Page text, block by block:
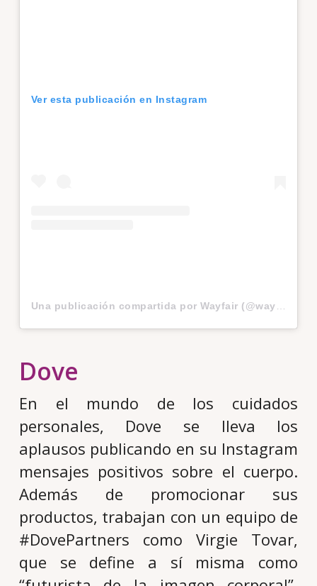
Ver esta publicación en Instagram
Una publicación compartida por Wayfair (@wayfair)
Dove
En el mundo de los cuidados
personales, Dove se lleva los
aplausos publicando en su Instagram
mensajes positivos sobre el cuerpo.
Además de promocionar sus
productos, trabajan con un equipo de
#DovePartners como Virgie Tovar,
que se define a sí misma como